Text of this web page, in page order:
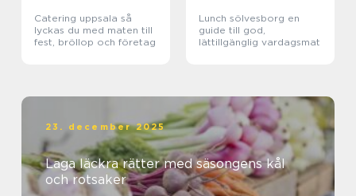
Catering uppsala så
lyckas du med maten till
fest, bröllop och företag
Lunch sölvesborg en
guide till god,
lättillgänglig vardagsmat
23. december 2025
Laga läckra rätter med säsongens kål
och rotsaker